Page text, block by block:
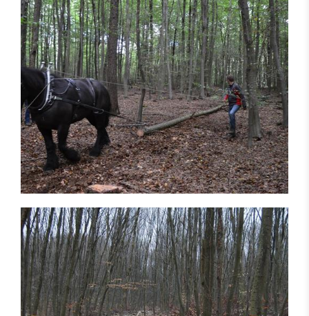
Steckbriefe: Vorderwagen
Kompetenzpartner
Anbieter
Kontakt